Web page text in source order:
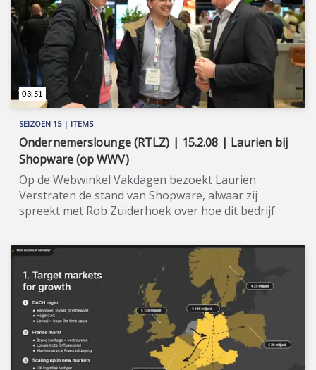
SEIZOEN 15 | ITEMS
Ondernemerslounge (RTLZ) | 15.2.08 | Laurien bij
Shopware (op WWV)
Op de Webwinkel Vakdagen bezoekt Laurien
Verstraten de stand van Shopware, alwaar zij
spreekt met Rob Zuiderhoek over hoe dit bedrijf
Webwinkel Vakdagen vormen al ruim 18 jaar dé plek
waar e-commerce samenkomt. Elk jaar trekken meer
dan 13.000 professionals naar de Jaarbeurs Utrecht
voor het grootste digital commerce event van
Nederland. Hier worden digitale ambities
waargemaakt door kennis, ervaring en connecties
te vergaren waar de bezoekers direct mee aan de
slag kunnen. Ondernemerslounge is er in 2026
uiteraard weer bij: in seizoen 15 gaat presentatrice
03:51